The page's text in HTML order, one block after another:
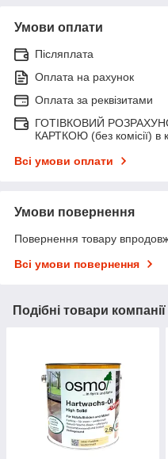
Умови оплати
Післяплата
Оплата на рахунок
Оплата за реквізитами
ГОТІВКОВИЙ
КАРТКОЮ (без комісії) в
Всі умови оплати
Умови повернення
Повернення товару
Всі умови повернення
Подібні товари компанії